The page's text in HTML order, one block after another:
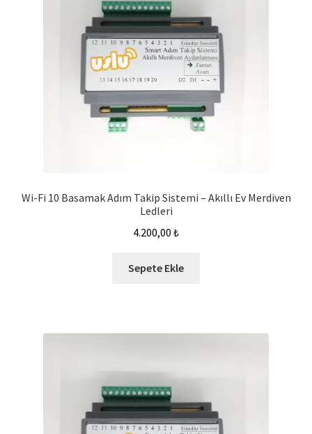
Wi-Fi 10 Basamak Adım Takip Sistemi – Akıllı Ev Merdiven
Ledleri
4.200,00 ₺
Sepete Ekle